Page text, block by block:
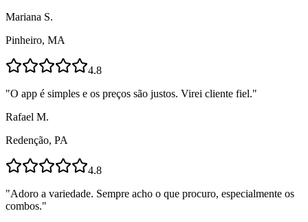
Mariana S.
Pinheiro, MA
4.8
"O app é simples e os preços são justos. Virei cliente fiel."
Rafael M.
Redenção, PA
4.8
"Adoro a variedade. Sempre acho o que procuro, especialmente os
combos."